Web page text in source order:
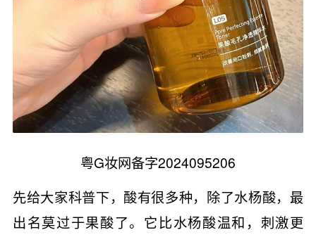
粤G妆网备字2024095206
先给大家科普下，酸有很多种，除了水杨酸，最
出名莫过于果酸了。它比水杨酸温和，刺激更